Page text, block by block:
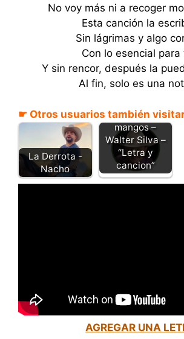
No voy más ni a recoger
Esta canción la
Sin lágrimas y algo
Con lo esencial para
Y sin rencor, después la
Al fin, solo es una
☛ Otros usuarios también
La Derrota -
Nacho
La de los
mangos –
Walter Silva –
“Letra y
cancion”
AGREGAR UNA